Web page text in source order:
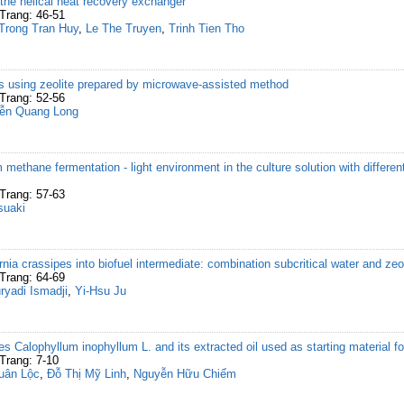
46-51
Tran Huy, Le The Truyen, Trinh Tien Tho
using zeolite prepared by microwave-assisted method
52-56
Quang Long
fermentation - light environment in the culture solution with
57-63
crassipes into biofuel intermediate: combination subcritical water and
64-69
Ismadji, Yi-Hsu Ju
Calophyllum inophyllum L. and its extracted oil used as starting material
7-10
Lộc, Đỗ Thị Mỹ Linh, Nguyễn Hữu Chiếm